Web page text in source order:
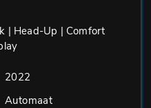
| Head-Up | Comfort
2022
Automaat